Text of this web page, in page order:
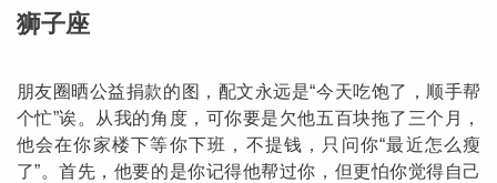
婆星座
狮子座
朋友圈晒公益捐款的图，配文永远是“今天吃饱了，顺手帮
个忙”诶。从我的角度，可你要是欠他五百块拖了三个月，
他会在你家楼下等你下班，不提钱，只问你“最近怎么瘦
了”。首先，他要的是你记得他帮过你，但更怕你觉得自己